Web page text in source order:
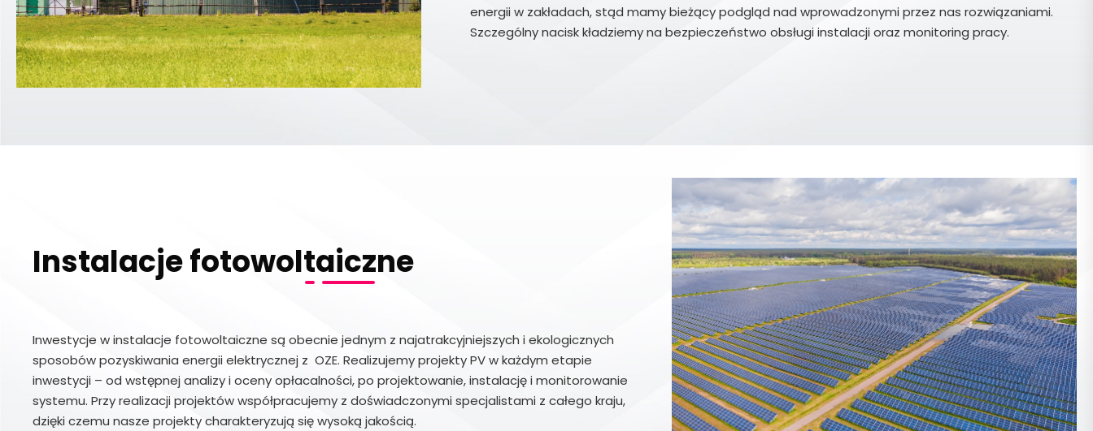
energii w zakładach, stąd mamy bieżący podgląd nad wprowadzonymi przez nas rozwiązaniami.
Szczególny nacisk kładziemy na bezpieczeństwo obsługi instalacji oraz monitoring pracy.
Instalacje fotowoltaiczne
Inwestycje w instalacje fotowoltaiczne są obecnie jednym z najatrakcyjniejszych i ekologicznych
sposobów pozyskiwania energii elektrycznej z OZE. Realizujemy projekty PV w każdym etapie
inwestycji – od wstępnej analizy i oceny opłacalności, po projektowanie, instalację i monitorowanie
systemu. Przy realizacji projektów współpracujemy z doświadczonymi specjalistami z całego kraju,
dzięki czemu nasze projekty charakteryzują się wysoką jakością.